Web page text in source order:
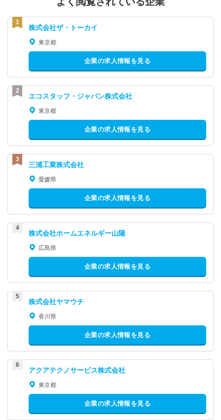
株式会社ザ・トーカイ
東京都
企業の求人情報を見る
エコスタッフ・ジャパン株式会社
東京都
企業の求人情報を見る
三浦工業株式会社
愛媛県
企業の求人情報を見る
株式会社ホームエネルギー山陽
広島県
企業の求人情報を見る
株式会社ヤマウチ
香川県
企業の求人情報を見る
アクアテクノサービス株式会社
東京都
企業の求人情報を見る